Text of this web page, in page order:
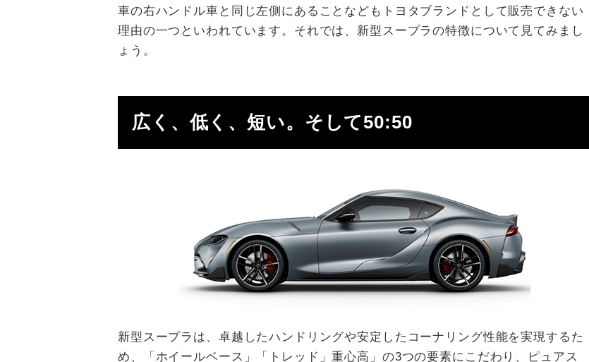
車の右ハンドル車と同じ左側にあることなどもトヨタブランドとして販売できない
理由の一つといわれています。それでは、新型スープラの特徴について見てみまし
ょう。
広く、低く、短い。そして50:50
新型スープラは、卓越したハンドリングや安定したコーナリング性能を実現するた
め、「ホイールベース」「トレッド」重心高」の3つの要素にこだわり、ピュアス